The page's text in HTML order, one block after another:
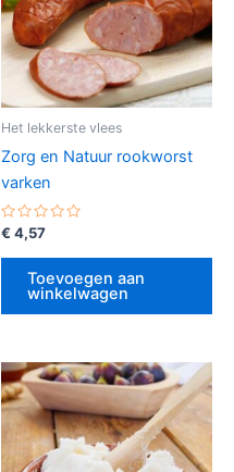
Het lekkerste vlees
Zorg en Natuur rookworst
varken
Gewaardeerd
uit
€ 4,57
Toevoegen aan
winkelwagen